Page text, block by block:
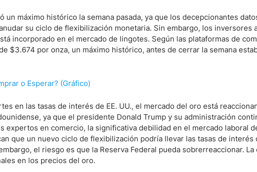
un máximo histórico la semana pasada, ya que los decepcionantes
su ciclo de flexibilización monetaria. Sin embargo, los inversores
incorporado en el mercado de lingotes. Según las plataformas de
$3.674 por onza, un máximo histórico, antes de cerrar la semana
en las tasas de interés de EE. UU., el mercado del oro está
ya que el presidente Donald Trump y su administración
expertos en comercio, la significativa debilidad en el mercado laboral
que un nuevo ciclo de flexibilización podría llevar las tasas de interés
el riesgo es que la Reserva Federal pueda sobrerreaccionar.
en los precios del oro.